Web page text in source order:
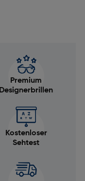
Premium
Designerbrillen
Kostenloser
Sehtest